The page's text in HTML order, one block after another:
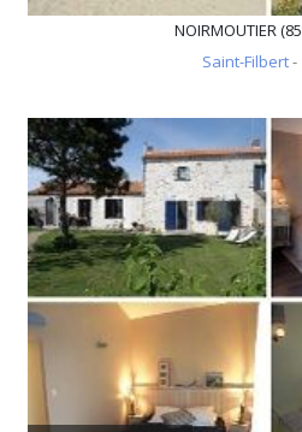
NOIRMOUTIER
Saint-Filbert-